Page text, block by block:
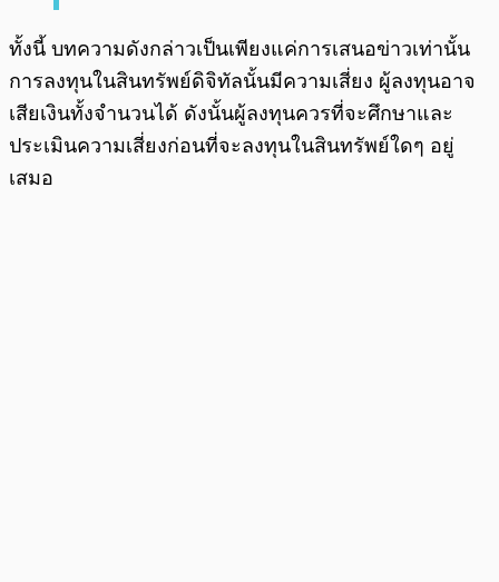
ทั้งนี้ บทความดังกล่าวเป็นเพียงแค่การเสนอข่าวเท่านั้น
การลงทุนในสินทรัพย์ดิจิทัลนั้นมีความเสี่ยง ผู้ลงทุนอาจ
เสียเงินทั้งจำนวนได้ ดังนั้นผู้ลงทุนควรที่จะศึกษาและ
ประเมินความเสี่ยงก่อนที่จะลงทุนในสินทรัพย์ใดๆ อยู่
เสมอ